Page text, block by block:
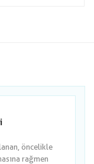
öncelikle
rağmen